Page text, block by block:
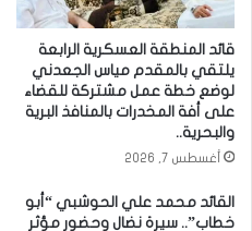
قائد المنطقة العسكرية الرابعة
يلتقي بالمقدم مياس الجعدني
لوضع خطة عمل مشتركة للقضاء
على أفة المخدرات بالمنافذ البرية
والبحرية..
أغسطس 7, 2026
القائد محمد علي الحوشبي “أبو
خطاب”.. سيرة نضالٍ وحضورٍ مؤثر